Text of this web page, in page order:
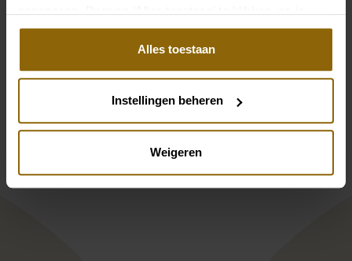
akkoord met het gebruik van alle cookies.
Alles toestaan
Instellingen beheren
Weigeren
Siehe auch
Julia Kontogruni JK couture 56
Pinterest
Libelle Halo
Allure Bridals W400
Pinterest
Etoile Morgan